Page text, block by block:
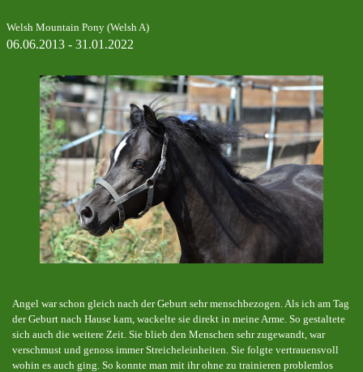
Welsh Mountain Pony (Welsh A)
06.06.2013 - 31.01.2022
Angel war schon gleich nach der Geburt sehr menschbezogen. Als ich am Tag
der Geburt nach Hause kam, wackelte sie direkt in meine Arme. So gestaltete
sich auch die weitere Zeit. Sie blieb den Menschen sehr zugewandt, war
verschmust und genoss immer Streicheleinheiten. Sie folgte vertrauensvoll
wohin es auch ging. So konnte man mit ihr ohne zu trainieren problemlos